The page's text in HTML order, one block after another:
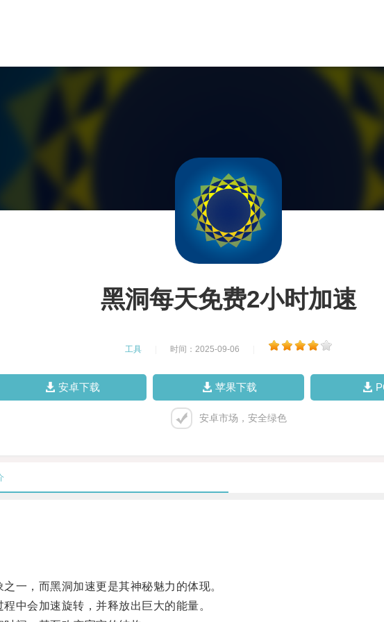
黑洞每天免费2小时加速
工具 时间：2025-09-06
安卓下载 苹果下载
安卓市场，安全绿色
，而黑洞加速更是其神秘魅力的体现。
会加速旋转，并释放出巨大的能量。